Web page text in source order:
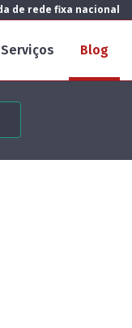
de rede fixa nacional
Serviços Blog